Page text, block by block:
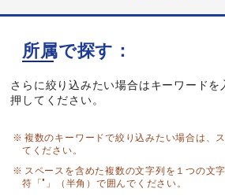
所属で探す：
さらに絞り込みたい場合はキーワードを
押してください。
複数のキーワードで絞り込みたい場合は、
てください。
スペースを含めた複数の文字列を１つの文
符「"」（半角）で囲んでください。